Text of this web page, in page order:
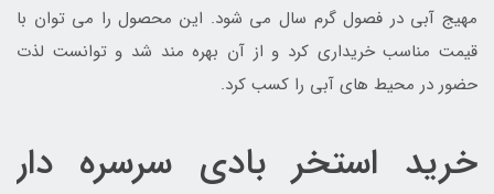
مهیج آبی در فصول گرم سال می شود. این محصول را می توان با
قیمت مناسب خریداری کرد و از آن بهره مند شد و توانست لذت
حضور در محیط های آبی را کسب کرد.
خرید استخر بادی سرسره دار